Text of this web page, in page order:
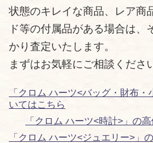
状態のキレイな商品、レア商
ド等の付属品がある場合は、
かり査定いたします。
まずはお気軽にご相談くださ
「クロム ハーツ<バッグ・財布
いてはこちら
「クロム ハーツ<時計>」の
「クロム ハーツ<ジュエリー>」